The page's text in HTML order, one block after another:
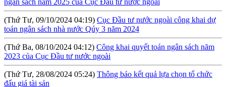
(Thứ Tư, 09/10/2024 04:19)Cục Đầu tư nước ngoài công khai dự
toán ngân sách nhà nước Qúy 3 năm 2024
(Thứ Ba, 08/10/2024 04:12)Công khai quyết toán ngân sách năm
2023 của Cục Đầu tư nước ngoài
(Thứ Tư, 28/08/2024 05:24)Thông báo kết quả lựa chọn tổ chức
đấu giá tài sản